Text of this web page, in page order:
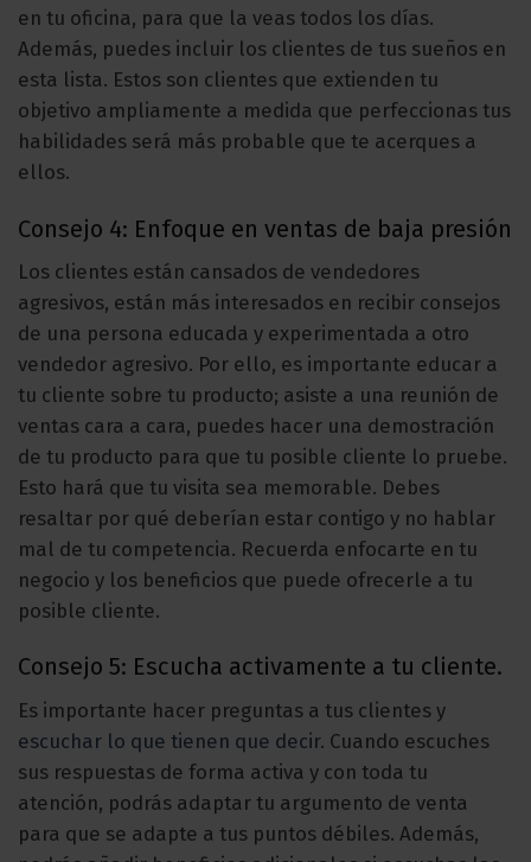
en tu oficina, para que la veas todos los días.
Además, puedes incluir los clientes de tus sueños en
esta lista. Estos son clientes que extienden tu
objetivo ampliamente a medida que perfeccionas tus
habilidades será más probable que te acerques a
ellos.
Consejo 4: Enfoque en ventas de baja presión
Los clientes están cansados de vendedores
agresivos, están más interesados en recibir consejos
de una persona educada y experimentada a otro
vendedor agresivo. Por ello, es importante educar a
tu cliente sobre tu producto; asiste a una reunión de
ventas cara a cara, puedes hacer una demostración
de tu producto para que tu posible cliente lo pruebe.
Esto hará que tu visita sea memorable. Debes
resaltar por qué deberían estar contigo y no hablar
mal de tu competencia. Recuerda enfocarte en tu
negocio y los beneficios que puede ofrecerle a tu
posible cliente.
Consejo 5: Escucha activamente a tu cliente.
Es importante hacer preguntas a tus clientes y
escuchar lo que tienen que decir. Cuando escuches
sus respuestas de forma activa y con toda tu
atención, podrás adaptar tu argumento de venta
para que se adapte a tus puntos débiles. Además,